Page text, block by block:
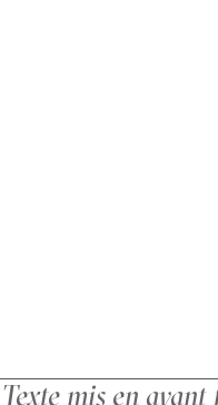
Texte mis en avant